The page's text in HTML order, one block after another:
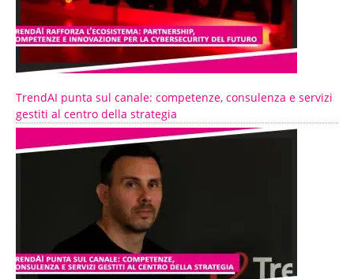
TrendAI punta sul canale: competenze, consulenza e servizi
gestiti al centro della strategia